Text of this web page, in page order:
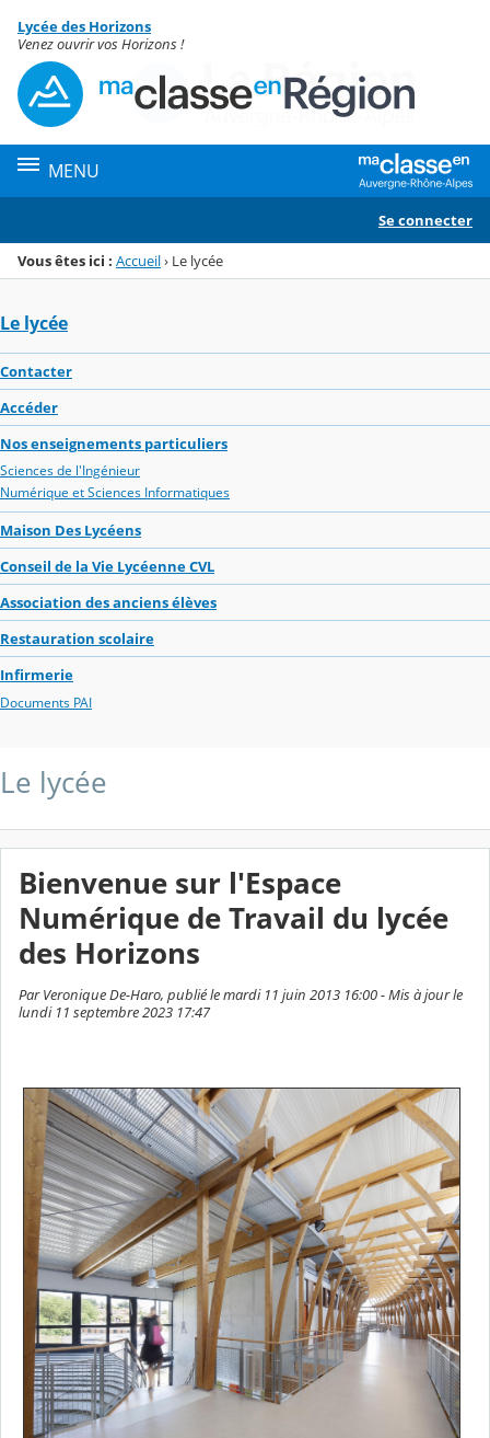
Menu de la rubrique
Contenu
Lycée des Horizons
Venez ouvrir vos Horizons !
MENU
Se connecter
Vous êtes ici : Accueil› Le lycée
Le lycée
Contacter
Accéder
Nos enseignements particuliers
Sciences de l'Ingénieur
Numérique et Sciences Informatiques
Maison Des Lycéens
Conseil de la Vie Lycéenne CVL
Association des anciens élèves
Restauration scolaire
Infirmerie
Documents PAI
Le lycée
Bienvenue sur l'Espace
Numérique de Travail du lycée
des Horizons
Par Veronique De-Haro, publié le mardi 11 juin 2013 16:00 - Mis à jour le
lundi 11 septembre 2023 17:47